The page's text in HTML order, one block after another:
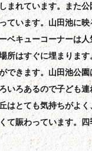
まれています。また
ています。山田池に
ベキューコーナーは
所はすぐに埋まりま
できます。山田池公
いろあるので子ども
はとても気持ちがよ
て賑わっています。